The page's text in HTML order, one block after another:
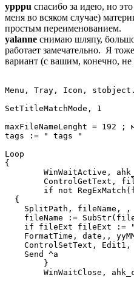
ypppu спасибо за идею, но
меня во всяком случае)
простым переименованием.
yalanne снимаю шляпу,
работает замечательно. Я
вариант (с вашим, конечно, не
Menu, Tray, Icon,
SetTitleMatchMode, 1
maxFileNameLenght = 192 ;
tags := " tags "
Loop
{
  {
SplitPath, fileName,
fileName :=
if fileExt fileExt :=
FormatTime, date,,
ControlSetText,
    Send ^a